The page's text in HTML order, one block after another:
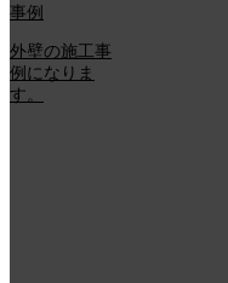
事例
外壁の施工事
例になりま
す。